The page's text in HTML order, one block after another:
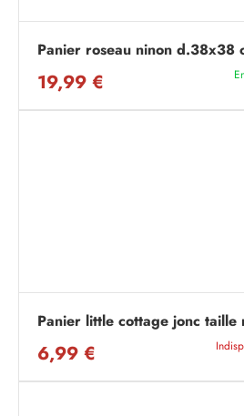
Panier roseau ninon d.38x38
19,99 €
Panier little cottage jonc taille
6,99 €